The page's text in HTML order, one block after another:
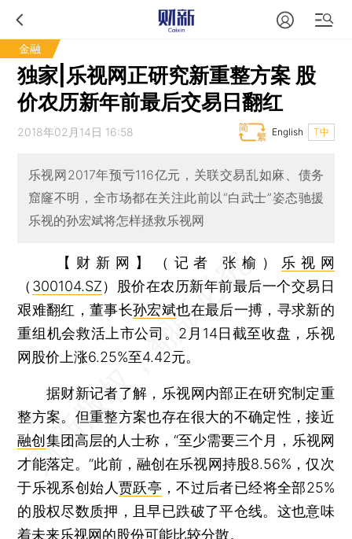
金融
独家|乐视网正研究新重整方案 股
价农历新年前最后交易日翻红
2018年02月14日 16:58 T中
English
乐视网2017年预亏116亿元，关联交易乱如麻、债务
窟窿不明，全市场都在关注此前以“白武士”姿态驰援
乐视的孙宏斌将怎样拯救乐视网
【财新网】（记者 张榆）
乐视网
（ 300104.SZ）股价在农历新年前最后一个交易日
艰难翻红，董事长孙宏斌也在最后一搏，寻求新的
重组机会救活上市公司。2月14日截至收盘，乐视
网股价上涨6.25%至4.42元。
据财新记者了解，乐视网内部正在研究制定重
整方案。但重整方案也存在很大的不确定性，接近
融创 集团高层的人士称，“至少需要三个月，乐视网
才能落定。”此前，融创在乐视网持股8.56%，仅次
于乐视系创始人贾跃亭 ，不过后者已经将全部25%
的股权尽数质押，且早已跌破了平仓线。这也意味
着未来乐视网的股份可能比较分散。